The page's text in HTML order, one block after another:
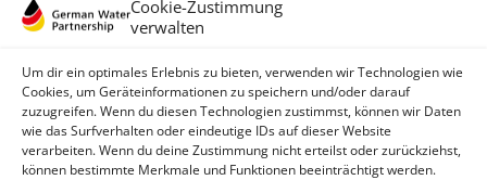
Cookie-Zustimmung
verwalten
Um dir ein optimales Erlebnis zu bieten, verwenden wir Technologien wie
Cookies, um Geräteinformationen zu speichern und/oder darauf
zuzugreifen. Wenn du diesen Technologien zustimmst, können wir Daten
wie das Surfverhalten oder eindeutige IDs auf dieser Website
verarbeiten. Wenn du deine Zustimmung nicht erteilst oder zurückziehst,
können bestimmte Merkmale und Funktionen beeinträchtigt werden.